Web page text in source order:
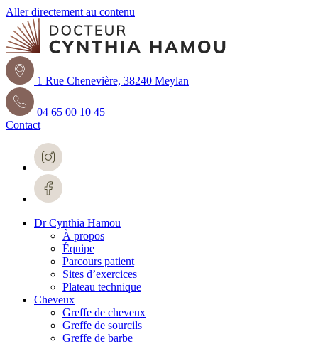
Aller directement au contenu
1 Rue Chenevière, 38240 Meylan
04 65 00 10 45
Contact
Dr Cynthia Hamou
À propos
Équipe
Parcours patient
Sites d’exercices
Plateau technique
Cheveux
Greffe de cheveux
Greffe de sourcils
Greffe de barbe